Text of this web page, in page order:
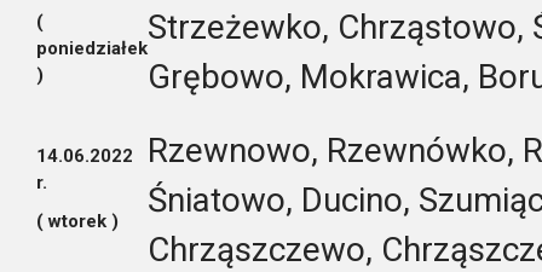
(
poniedziałek
)
Strzeżewko, Chrząstowo,
Grębowo, Mokrawica,
14.06.2022
r.
( wtorek )
Rzewnowo, Rzewnówko,
Śniatowo, Ducino,
Chrząszczewo,